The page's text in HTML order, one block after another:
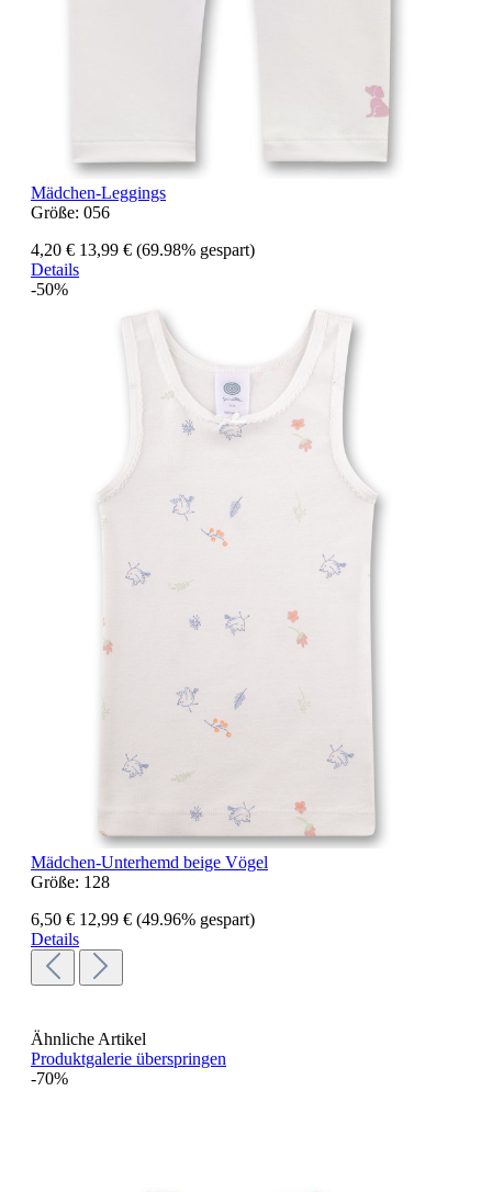
Mädchen-Leggings
Größe: 056
4,20 € 13,99 € (69.98% gespart)
Details
-50%
Mädchen-Unterhemd beige Vögel
Größe: 128
6,50 € 12,99 € (49.96% gespart)
Details
Ähnliche Artikel
Produktgalerie überspringen
-70%